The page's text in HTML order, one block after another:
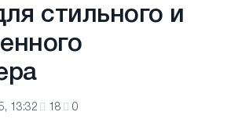
стильного и
13:32 18 0